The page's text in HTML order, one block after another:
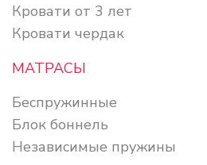
Кровати от 3 лет
Кровати чердак
МАТРАСЫ
Беспружинные
Блок боннель
Независимые пружины